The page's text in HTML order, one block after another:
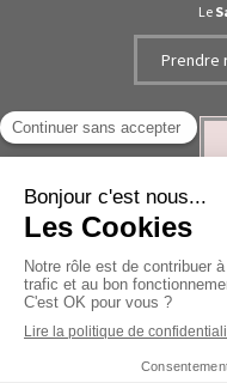
Le
Prendre
©2021 Mathilde Burkel -